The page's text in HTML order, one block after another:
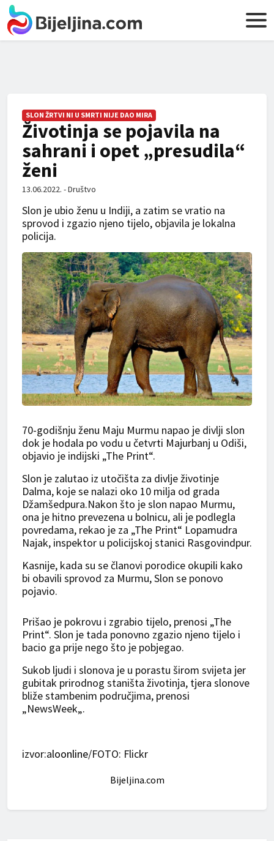
SLON ŽRTVI NI U SMRTI NIJE DAO MIRA
Životinja se pojavila na
sahrani i opet „presudila“
ženi
13.06.2022. - Društvo
Slon je ubio ženu u Indiji, a zatim se vratio na
sprovod i zgazio njeno tijelo, objavila je lokalna
policija.
70-godišnju ženu Maju Murmu napao je divlji slon
dok je hodala po vodu u četvrti Majurbanj u Odiši,
objavio je indijski „The Print“.
Slon je zalutao iz utočišta za divlje životinje
Dalma, koje se nalazi oko 10 milja od grada
Džamšedpura.Nakon što je slon napao Murmu,
ona je hitno prevezena u bolnicu, ali je podlegla
povredama, rekao je za „The Print“ Lopamudra
Najak, inspektor u policijskoj stanici Rasgovindpur.
Kasnije, kada su se članovi porodice okupili kako
bi obavili sprovod za Murmu, Slon se ponovo
pojavio.
Prišao je pokrovu i zgrabio tijelo, prenosi „The
Print“. Slon je tada ponovno zgazio njeno tijelo i
bacio ga prije nego što je pobjegao.
Sukob ljudi i slonova je u porastu širom svijeta jer
gubitak prirodnog staništa životinja, tjera slonove
bliže stambenim područjima, prenosi
„NewsWeek„.
izvor:aloonline/FOTO: Flickr
Bijeljina.com